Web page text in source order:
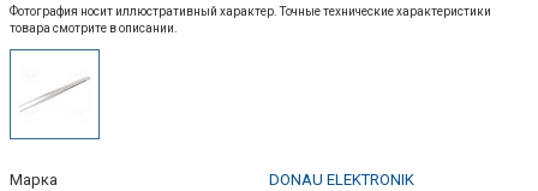
Фотография носит иллюстративный характер. Точные технические характеристики
товара смотрите в описании.
Марка
DONAU ELEKTRONIK